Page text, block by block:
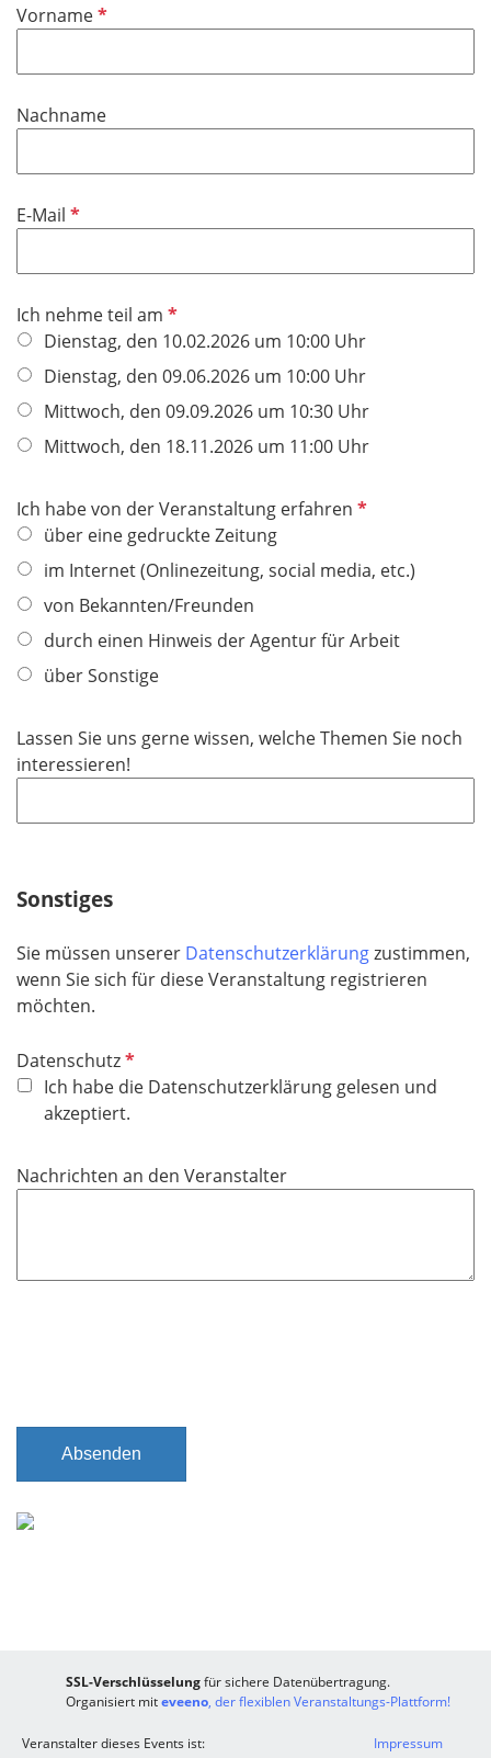
f
l
VornameP
c
t
e
d
Nachname
E-Mail P
c
h
t
e
l
Ich nehme teil am P
f
l
c
h
f
e
d
Dienstag, den 10.02.2026 um 10:00 Uhr
Dienstag, den 09.06.2026 um 10:00 Uhr
Mittwoch, den 09.09.2026 um 10:30 Uhr
Mittwoch, den 18.11.2026 um 11:00 Uhr
Ich habe von der Veranstaltung erfahren P
l
h
l
über eine gedruckte Zeitung
im Internet (Onlinezeitung, social media, etc.)
von Bekannten/Freunden
durch einen Hinweis der Agentur für Arbeit
über Sonstige
Lassen Sie uns gerne wissen, welche Themen Sie noch
interessieren!
Sonstiges
Sie müssen unserer Datenschutzerklärungzustimmen,
wenn Sie sich für diese Veranstaltung registrieren
möchten.
DatenschutzP
f
l
h
Ich habe die Datenschutzerklärung gelesen und
akzeptiert.
Nachrichten an den Veranstalter
Absenden
SSL-Verschlüsselungfür sichere Datenübertragung.
Organisiert miteveeno, der flexiblen Veranstaltungs-Plattform!
Veranstalter dieses Events ist:
Impressum